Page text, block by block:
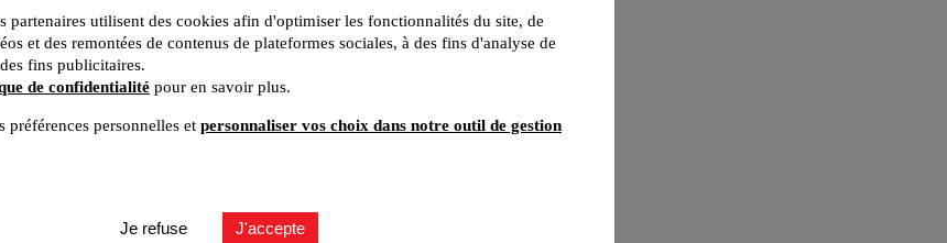
partenaires utilisent des cookies afin d'optimiser les fonctionnalités du site, de
et des remontées de contenus de plateformes sociales, à des fins d'analyse de
fins publicitaires.
de confidentialité pour en savoir plus.
préférences personnelles et personnaliser vos choix dans notre outil de gestion
Je refuse J'accepte